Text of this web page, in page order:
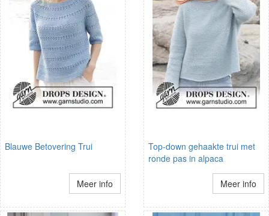
Blauwe Betovering Trui
Meer info
Top-down gehaakte trui met
ronde pas in alpaca
Meer info